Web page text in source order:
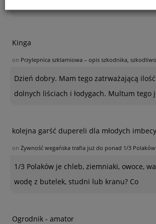
Kinga
on Przylepnica szklarniowa – opis szkodnika,
Dzień dobry. Mam tego zatrważającą
dolnych liściach i łodygach. Multum tego
kolejna garść dupereli dla młodych
on Żywność wegańska trafia już do ponad 1/3 Polaków
1/3 Polaków je chleb, ziemniaki, owoce,
wodę z butelek, studni lub kranu? Co
Ogrodnik - amator